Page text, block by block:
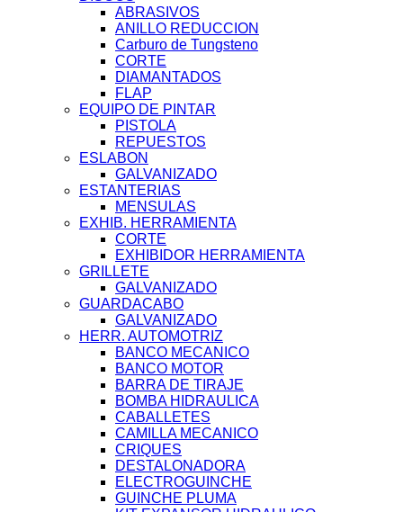
ABRASIVOS
ANILLO REDUCCION
Carburo de Tungsteno
CORTE
DIAMANTADOS
FLAP
EQUIPO DE PINTAR
PISTOLA
REPUESTOS
ESLABON
GALVANIZADO
ESTANTERIAS
MENSULAS
EXHIB. HERRAMIENTA
CORTE
EXHIBIDOR HERRAMIENTA
GRILLETE
GALVANIZADO
GUARDACABO
GALVANIZADO
HERR. AUTOMOTRIZ
BANCO MECANICO
BANCO MOTOR
BARRA DE TIRAJE
BOMBA HIDRAULICA
CABALLETES
CAMILLA MECANICO
CRIQUES
DESTALONADORA
ELECTROGUINCHE
GUINCHE PLUMA